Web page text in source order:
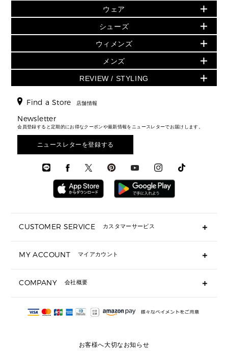
シューズ・靴
ウェア
アクセサリー
時計
▶ メンズ
バッグ
ウェア
アクセサリー
▶ ウィメンズすべて(ウェア・シューズ除く)
バッグ
財布・小物
ウェア
シューズ
時計・ジュエリー
アクセサリー
メンズ バッグ
メンズ 財布・小物
メンズ シューズ
メンズ ウェア
メンズ 時計・その他
▶ ウィメンズすべて
財布・小物
アクセサリー
フレグランス
シューズ
▶ メンズすべて
メンズ財布・小物
メンズアクセサリー
メンズウェア
日本限定 - バッグ
▶ ウィメンズすべて
トートバッグ
ショルダーバッグ
クロスボディ・斜め掛け
トラベル
3 IN 1 / 2 IN 1 バッグ
▶ メンズすべて
日本限定 - 財布・小物
▶ ウィメンズすべて
GREENWICH
折り財布(二つ折り・三つ折り)
長財布
▶ メンズすべて
ウェア
▶ ウィメンズすべて
トップス
スカート・パンツ
ジャケット・アウター
▶ メンズすべて
シューズ
▶ ウィメンズすべて
サンダル
スニーカー
▶ メンズすべて
ウィメンズ
人気の定番アイテム
▶ ウィメンズすべて
▶ バッグすべて
通勤・通学アイテム
3 IN 1 バッグ
ミニ財布・フラグメントケース
▶ 小物すべて
定期ケース・カードケース・名刺入れ
サンダル
スニーカー
▶ ウェア
メンズ
▶ メンズすべて
財布・小物
時計・ジュエリー
アクセサリー
REVIEW / STYLING
エディターレビュー
Find a Store 店舗情報
Newsletter
会員登録すると定期的にお得なクーポンや最新情報をニュースレターでお届けします。
ニュースレターを登録する
CUSTOMER SERVICE カスタマーサービス
ギフト用にラッピングができますか？
ショッピングバッグを購入商品分送ってもらえますか？
注文後に完了メールが受信できないのですが？
サイズ交換はできますか？
MY ACCOUNT マイアカウント
COMPANY 会社概要
会社概要
お客様へ大切なお知らせ